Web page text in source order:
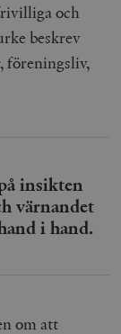
och
beskrev
föreningsliv,
insikten
värnandet
i hand.
om att